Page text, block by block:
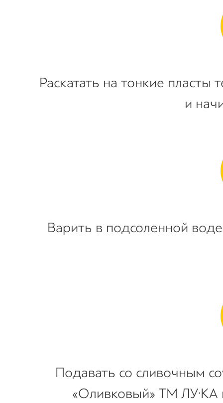
Раскатать на тонкие
и
Варить в подсоленной
Подавать со сливочным
«Оливковый» ТМ ЛУ·КА